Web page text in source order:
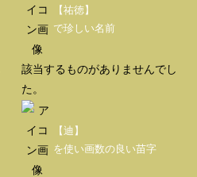
【祐徳】
で珍しい名前
該当するものがありませんでし
た。
【迪】
を使い画数の良い苗字